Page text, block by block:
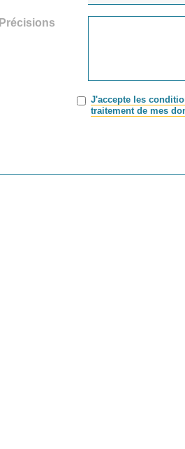
Précisions
J'accepte les
traitement de mes